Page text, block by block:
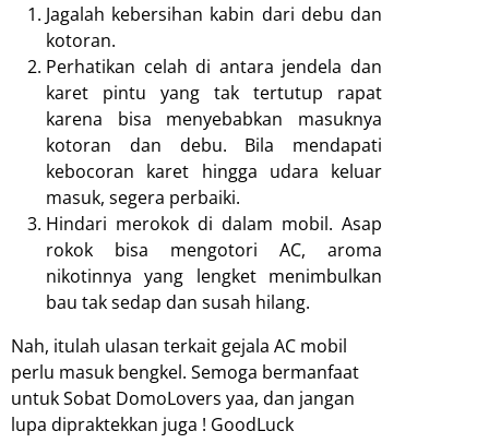
Jagalah kebersihan kabin dari debu dan
kotoran.
Perhatikan celah di antara jendela dan
karet pintu yang tak tertutup rapat
karena bisa menyebabkan masuknya
kotoran dan debu. Bila mendapati
kebocoran karet hingga udara keluar
masuk, segera perbaiki.
Hindari merokok di dalam mobil. Asap
rokok bisa mengotori AC, aroma
nikotinnya yang lengket menimbulkan
bau tak sedap dan susah hilang.
Nah, itulah ulasan terkait gejala AC mobil
perlu masuk bengkel. Semoga bermanfaat
untuk Sobat DomoLovers yaa, dan jangan
lupa dipraktekkan juga ! GoodLuck